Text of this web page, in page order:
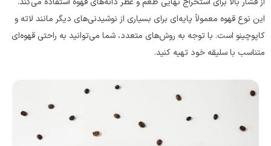
این نوع قهوه معمولاً پایه‌ای برای بسیاری از نوشیدنی‌های دیگر مانند لاته و
کاپوچینو است. با توجه به روش‌های متعدد، شما می‌توانید به راحتی قهوه‌ای
متناسب با سلیقه خود تهیه کنید.